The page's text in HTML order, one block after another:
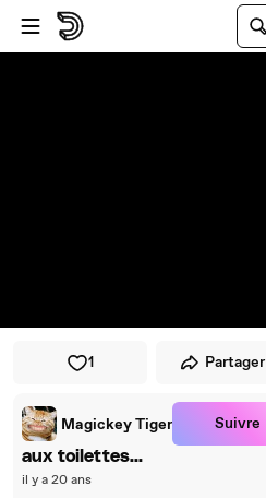
Passer au player
Passer au contenu principal
1 Partager
Magickey Tiger Suivre
aux toilettes...
il y a 20 ans